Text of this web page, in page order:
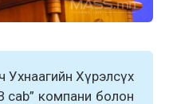
Ухнаагийн Хүрэлсүх
cab” компани болон